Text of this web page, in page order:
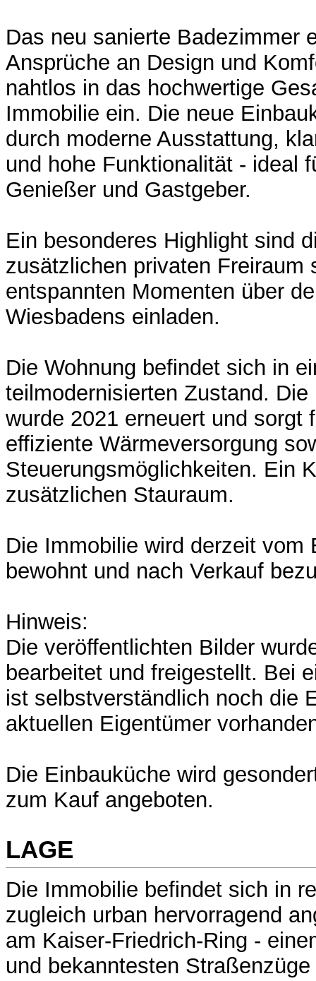
Das neu sanierte Badezimmer
Ansprüche an Design und
nahtlos in das hochwertige
Immobilie ein. Die neue
durch moderne Ausstattung,
und hohe Funktionalität - ideal
Genießer und Gastgeber.
Ein besonderes Highlight sind
zusätzlichen privaten Freiraum
entspannten Momenten über
Wiesbadens einladen.
Die Wohnung befindet sich in
teilmodernisierten Zustand.
wurde 2021 erneuert und sorgt
effiziente Wärmeversorgung
Steuerungsmöglichkeiten. Ein
zusätzlichen Stauraum.
Die Immobilie wird derzeit vom
bewohnt und nach Verkauf
Hinweis:
Die veröffentlichten Bilder
bearbeitet und freigestellt. Bei
ist selbstverständlich noch die
aktuellen Eigentümer
Die Einbauküche wird
zum Kauf angeboten.
LAGE
Die Immobilie befindet sich in
zugleich urban hervorragend
am Kaiser-Friedrich-Ring -
und bekanntesten